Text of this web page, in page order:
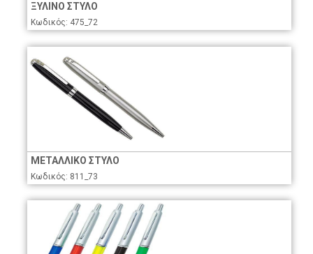
ΞΥΛΙΝΟ ΣΤΥΛΟ
Κωδικός: 475_72
ΜΕΤΑΛΛΙΚΟ ΣΤΥΛΟ
Κωδικός: 811_73